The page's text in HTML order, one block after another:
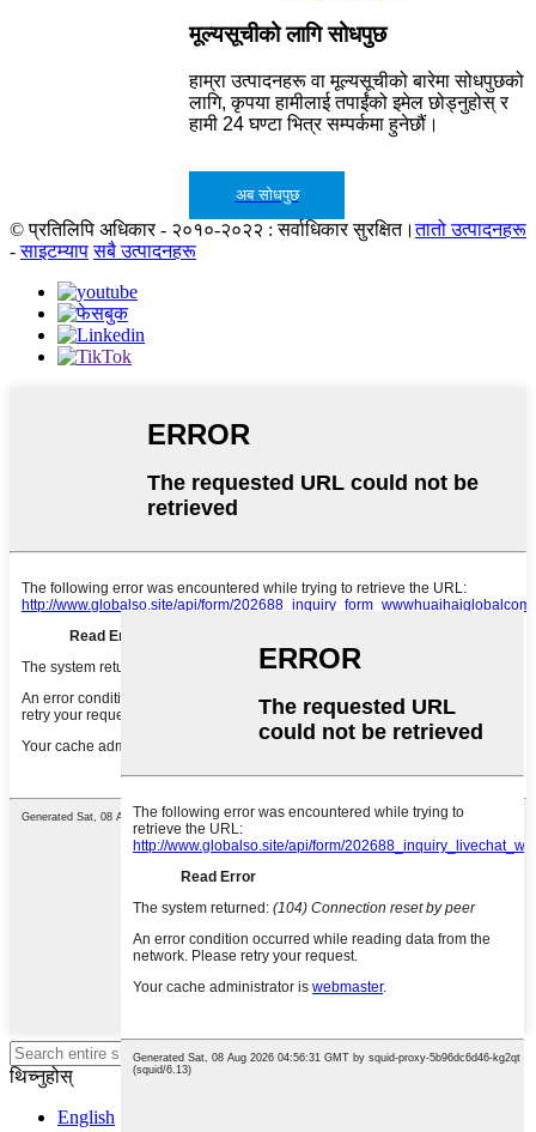
मूल्यसूचीको लागि सोधपुछ
हाम्रा उत्पादनहरू वा मूल्यसूचीको बारेमा सोधपुछको
लागि, कृपया हामीलाई तपाईंको इमेल छोड्नुहोस् र
हामी 24 घण्टा भित्र सम्पर्कमा हुनेछौं।
अब सोधपुछ
© प्रतिलिपि अधिकार - २०१०-२०२२ : सर्वाधिकार सुरक्षित।तातो उत्पादनहरू
-साइटम्याप सबै उत्पादनहरू
खोज्न इन्टर थिच्नुहोस् वा बन्द गर्न ESC
थिच्नुहोस्
English